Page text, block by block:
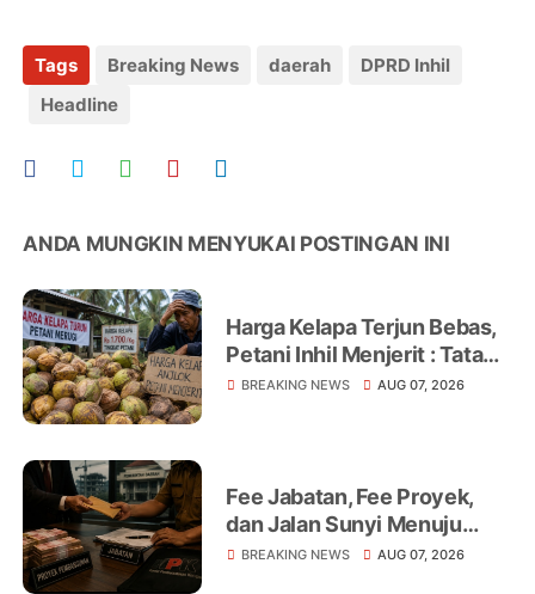
Tags Breaking News daerah
DPRD Inhil
Headline
ANDA MUNGKIN MENYUKAI POSTINGAN INI
Harga Kelapa Terjun Bebas,
Petani Inhil Menjerit : Tata
Niaga, Monopoli hingga
BREAKING NEWS AUG 07, 2026
Fee Jabatan, Fee Proyek,
dan Jalan Sunyi Menuju
Operasi Tangkap Tangan
BREAKING NEWS AUG 07, 2026